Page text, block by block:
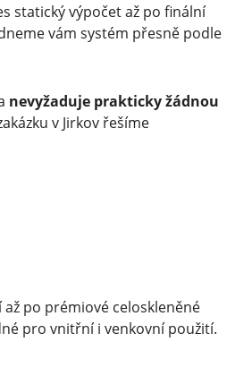
statický výpočet až po finální
vám systém přesně podle
nevyžaduje prakticky žádnou
v Jirkov řešíme
po prémiové celoskleněné
pro vnitřní i venkovní použití.